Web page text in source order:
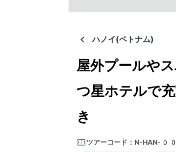
ハノイ(ベトナム)
屋外プールや
つ星ホテルで
き
ツアーコード： N-